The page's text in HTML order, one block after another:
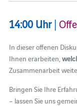
14:00 Uhr|
In dieser offenen
Ihnen erarbeiten,
Zusammenarbeit
Bringen Sie Ihre
– lassen Sie uns